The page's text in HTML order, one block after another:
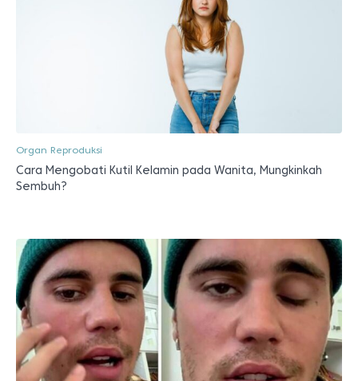
Organ Reproduksi
Cara Mengobati Kutil Kelamin pada Wanita, Mungkinkah
Sembuh?